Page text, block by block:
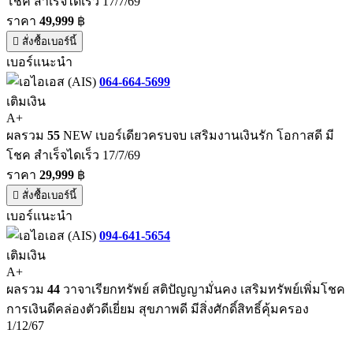
ราคา 49,999 ฿
สั่งซื้อเบอร์นี้
เบอร์แนะนำ
064-664-5699
เติมเงิน
A+
ผลรวม 55 NEW เบอร์เดียวครบจบ เสริมงานเงินรัก โอกาสดี มี
โชค สำเร็จไดเร็ว 17/7/69
ราคา 29,999 ฿
สั่งซื้อเบอร์นี้
เบอร์แนะนำ
094-641-5654
เติมเงิน
A+
ผลรวม 44 วาจาเรียกทรัพย์ สติปัญญามั่นคง เสริมทรัพย์เพิ่มโชค
การเงินดีคล่องตัวดีเยี่ยม สุขภาพดี มีสิ่งศักดิ์สิทธิ์คุ้มครอง
1/12/67